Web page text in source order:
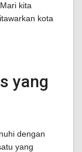
kita
kota
yang
dengan
yang